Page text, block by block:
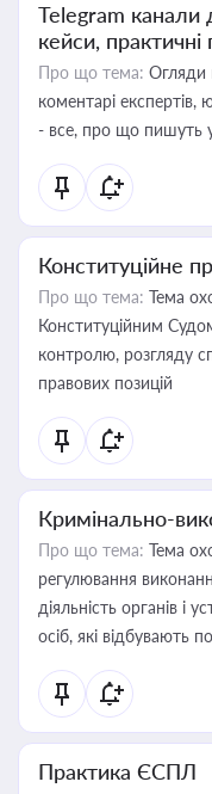
Telegram канали
кейси, практичні
Про що тема: Огляди
коментарі експертів,
- все, про що пишуть
Конституційне
Про що тема: Тема
Конституційним
контролю, розгляду
правових позицій
Кримінально-
Про що тема: Тема
регулювання
діяльність органів і
осіб, які відбувають
Практика ЄСПЛ